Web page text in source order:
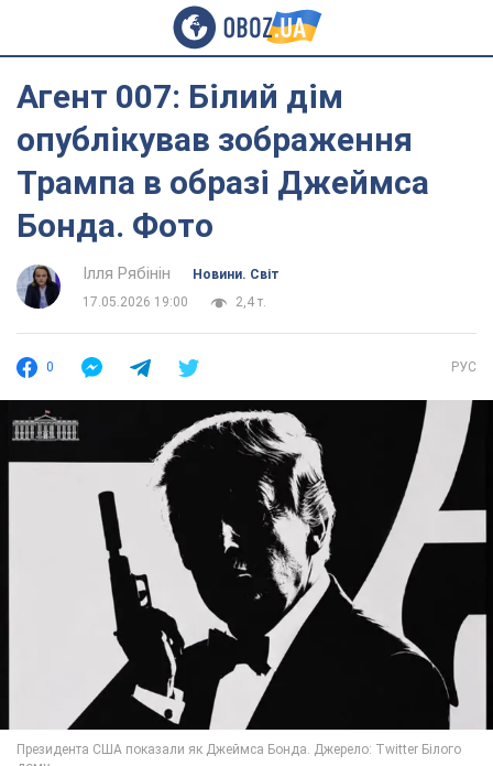
Агент 007: Білий дім
опублікував зображення
Трампа в образі Джеймса
Бонда. Фото
Ілля Рябінін
Новини. Світ
17.05.2026 19:00
2,4 т.
0 РУС